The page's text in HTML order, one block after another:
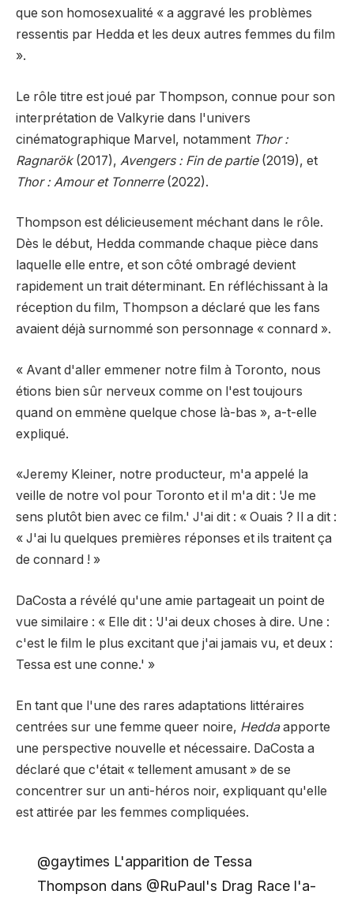
que son homosexualité « a aggravé les problèmes
ressentis par Hedda et les deux autres femmes du film
».
Le rôle titre est joué par Thompson, connue pour son
interprétation de Valkyrie dans l'univers
cinématographique Marvel, notamment Thor :
Ragnarök(2017), Avengers : Fin de partie(2019), et
Thor : Amour et Tonnerre(2022).
Thompson est délicieusement méchant dans le rôle.
Dès le début, Hedda commande chaque pièce dans
laquelle elle entre, et son côté ombragé devient
rapidement un trait déterminant. En réfléchissant à la
réception du film, Thompson a déclaré que les fans
avaient déjà surnommé son personnage « connard ».
« Avant d'aller emmener notre film à Toronto, nous
étions bien sûr nerveux comme on l'est toujours
quand on emmène quelque chose là-bas », a-t-elle
expliqué.
«Jeremy Kleiner, notre producteur, m'a appelé la
veille de notre vol pour Toronto et il m'a dit : 'Je me
sens plutôt bien avec ce film.' J'ai dit : « Ouais ? Il a dit :
« J'ai lu quelques premières réponses et ils traitent ça
de connard ! »
DaCosta a révélé qu'une amie partageait un point de
vue similaire : « Elle dit : 'J'ai deux choses à dire. Une :
c'est le film le plus excitant que j'ai jamais vu, et deux :
Tessa est une conne.' »
En tant que l'une des rares adaptations littéraires
centrées sur une femme queer noire, Heddaapporte
une perspective nouvelle et nécessaire. DaCosta a
déclaré que c'était « tellement amusant » de se
concentrer sur un anti-héros noir, expliquant qu'elle
est attirée par les femmes compliquées.
@gaytimes L'apparition de Tessa
Thompson dans @RuPaul's Drag Race l'a-